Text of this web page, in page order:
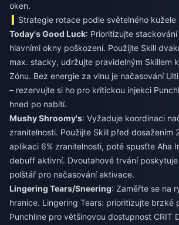
oken.
Strategie rotace podle světelného kužele
Today's Good Luck: Prioritizujte
hlavními okny poškození. Použijte Skill
max. stacky, udržujte pravidelným Skillem
Zónu. Bez energie za vlnu je načasování
– rezervujte si ho pro kritickou injekci
hned po nabití.
Mushy Shroomy's: Vyžaduje koordinaci
zranitelnosti. Použijte Skill před dosažením
aplikaci 6% zranitelnosti, poté spusťte Aha
debuff aktivní. Dvoutahové trvání
polštář pro načasování aktivace.
Lingering Tears/Sneering: Zaměřte se na
hranice. Lingering Tears: prioritizujte brzké
Punchline pro většinovou dostupnost CRIT